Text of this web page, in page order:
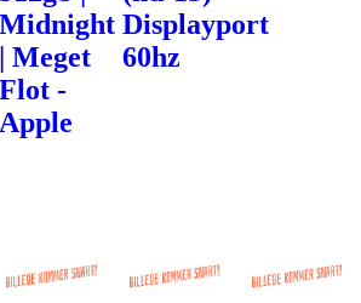
Midnight
| Meget
Flot -
Apple
Displayport
60hz